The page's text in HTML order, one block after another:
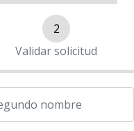
2
Validar solicitud
nombre
al Talento
becas ITA